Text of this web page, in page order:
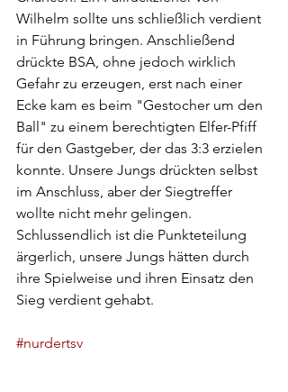
Wilhelm sollte uns schließlich verdient
in Führung bringen. Anschließend
drückte BSA, ohne jedoch wirklich
Gefahr zu erzeugen, erst nach einer
Ecke kam es beim "Gestocher um den
Ball" zu einem berechtigten Elfer-Pfiff
für den Gastgeber, der das 3:3 erzielen
konnte. Unsere Jungs drückten selbst
im Anschluss, aber der Siegtreffer
wollte nicht mehr gelingen.
Schlussendlich ist die Punkteteilung
ärgerlich, unsere Jungs hätten durch
ihre Spielweise und ihren Einsatz den
Sieg verdient gehabt.
#nurdertsv